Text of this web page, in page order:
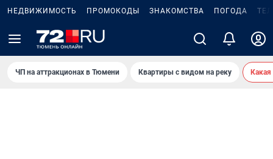
НЕДВИЖИМОСТЬ ПРОМОКОДЫ ЗНАКОМСТВА ПОГОДА
ЧП на аттракционах в Тюмени Квартиры с видом на реку